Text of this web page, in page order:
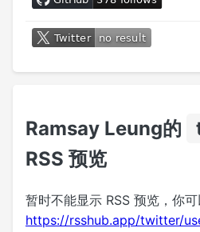
Ramsay Leung的
RSS 预览
暂时不能显示 RSS 预览，你
https://rsshub.app/twitter/